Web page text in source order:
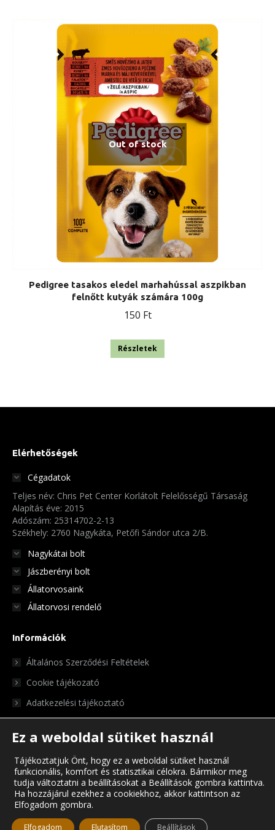
Out of stock
Pedigree tasakos eledel marhahússal aszpikban
felnőtt kutyák számára 100g
150 Ft
Részletek
Elérhetőségek
Cégadatok
Teljes név: Chris Pet Center Korlátolt Felelősségű Társaság
Alapítás éve: 2015
Adószám: 25314702-2-13
Székhely: 2760 Nagykáta, Petőfi Sándor utca 2/B.
Nagykátai bolt
Jászberényi bolt
Állatorvosaink
Állatorvosi rendelő
Információk
Általános Szerződési Feltételek
Cookie tájékozató
Adatkezelési tájékoztató
© Chris Pet Center 2023
Ez a weboldal sütiket használ
Tájékoztatjuk Önt, hogy ez a weboldal sütiket használ
funkcionális, komfort és statisztikai célokra. Bármikor meg
tudja változtatni a beállításokat a Beállítások gombra kattintva.
Ha hozzájárul ezekhez a cookiekhoz, akkor kattintson az
Elfogadom gombra.
Elfogadom Elutasítom Beállítások